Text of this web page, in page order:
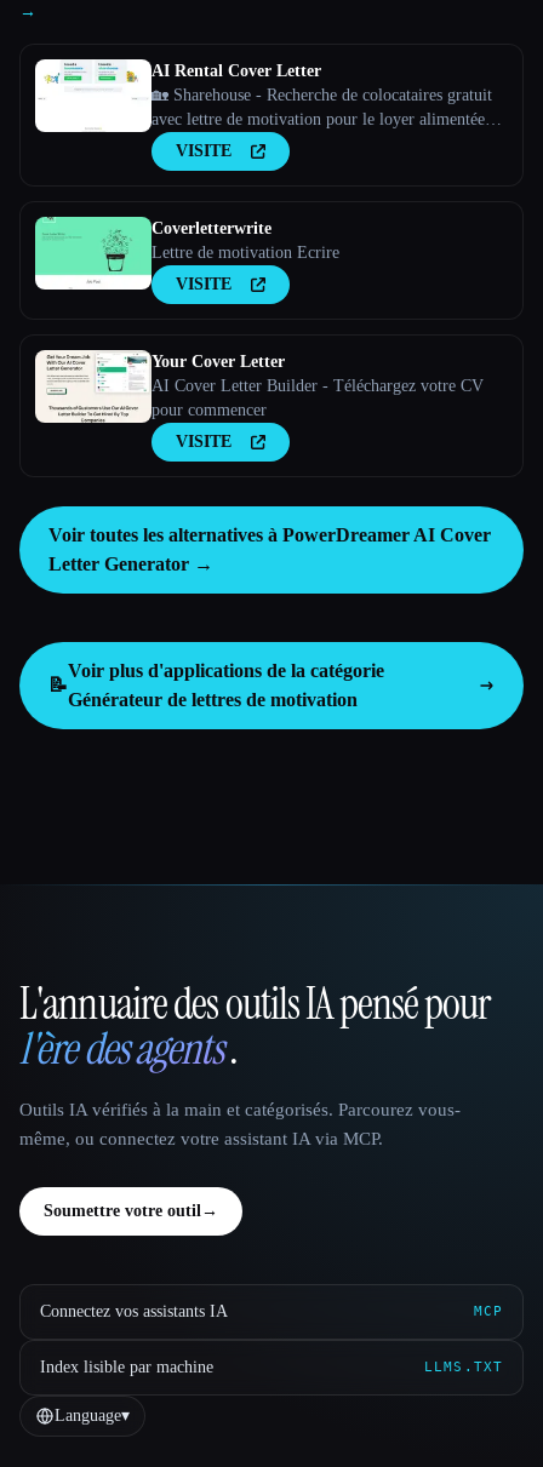
→
AI Rental Cover Letter
🏡 Sharehouse - Recherche de colocataires gratuit
avec lettre de motivation pour le loyer alimentée
par l''IA ⚡️ Démarque-toi de la foule avec une lettre
de motivation basée sur l''IA
VISITE
Coverletterwrite
Lettre de motivation Ecrire
VISITE
Your Cover Letter
AI Cover Letter Builder - Téléchargez votre CV
pour commencer
VISITE
Voir toutes les alternatives à PowerDreamer AI Cover
Letter Generator →
📝
Voir plus d'applications de la catégorie
Générateur de lettres de motivation
That AI Collection
L'annuaire des outils IA pensé pour
l'ère des agents.
Outils IA vérifiés à la main et catégorisés. Parcourez vous-
même, ou connectez votre assistant IA via MCP.
Soumettre votre outil →
Connectez vos assistants IA MCP
Index lisible par machine LLMS.TXT
Language▾